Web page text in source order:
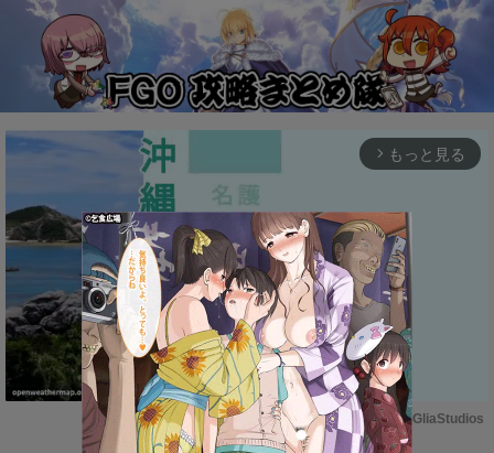
arrow_forward_ios もっと見る
Powered by GliaStudios